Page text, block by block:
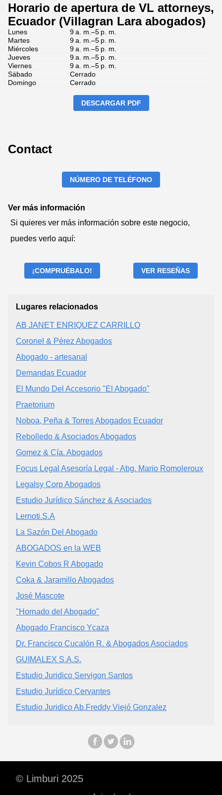
Horario de apertura de VL attorneys,
Ecuador (Villagran Lara abogados)
Lunes
9 a. m.–5 p. m.
Martes
9 a. m.–5 p. m.
Miércoles
9 a. m.–5 p. m.
Jueves
9 a. m.–5 p. m.
Viernes
9 a. m.–5 p. m.
Sábado
Cerrado
Domingo
Cerrado
DESCARGAR PDF
Contact
NÚMERO DE TELÉFONO
Ver más información
Si quieres ver más información sobre este negocio,
puedes verlo aquí:
¡COMPRUÉBALO! VER RESEÑAS
Lugares relacionados
AB JANET ENRIQUEZ CARRILLO
Coronel & Pérez Abogados
Abogado - artesanal
Demandas Ecuador
El Mundo Del Accesorio "El Abogado"
Praetorium
Noboa, Peña & Torres Abogados Ecuador
Rebolledo & Asociados Abogados
Gomez & Cía. Abogados
Focus Legal Asesoría Legal - Abg. Mario Romoleroux
Legalsy Corp Abogados
Estudio Jurídico Sánchez & Asociados
Lernoti.S.A
La Sazón Del Abogado
ABOGADOS en la WEB
Kevin Cobos R Abogado
Coka & Jaramillo Abogados
José Mascote
"Hornado del Abogado"
Abogado Francisco Ycaza
Dr. Francisco Cucalón R. & Abogados Asociados
GUIMALEX S.A.S.
Estudio Juridico Servigon Santos
Estudio Jurídico Cervantes
Estudio Juridico Ab.Freddy Viejó Gonzalez
© Limburi 2025